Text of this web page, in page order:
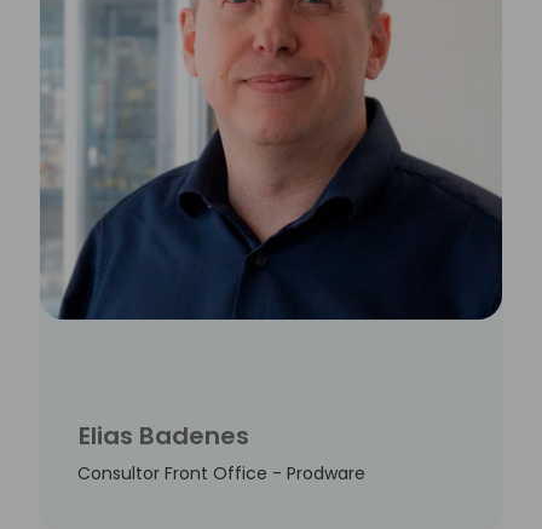
Elias Badenes
Consultor Front Office - Prodware